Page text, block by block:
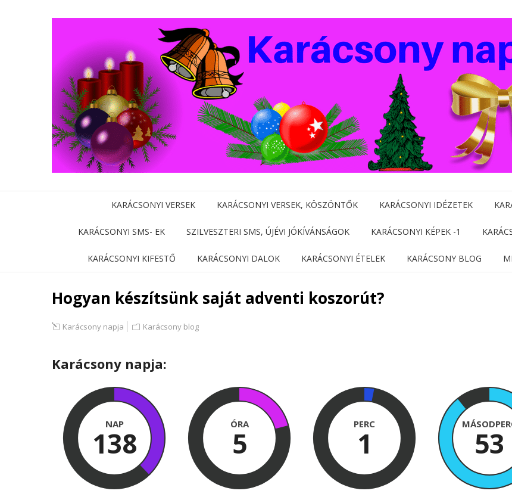
KARÁCSONYI VERSEK KARÁCSONYI VERSEK, KÖSZÖNTŐK KARÁCSONYI IDÉZETEK
KARÁCSONYI SMS- EK SZILVESZTERI SMS, ÚJÉVI JÓKÍVÁNSÁGOK KARÁCSONYI KÉPEK -1
KARÁCSONYI KIFESTŐ KARÁCSONYI DALOK KARÁCSONYI ÉTELEK KARÁCSONY BLOG
Hogyan készítsünk saját adventi koszorút?
Karácsony napja Karácsony blog
Karácsony napja:
NAP
138
ÓRA
5
PERC
1 52